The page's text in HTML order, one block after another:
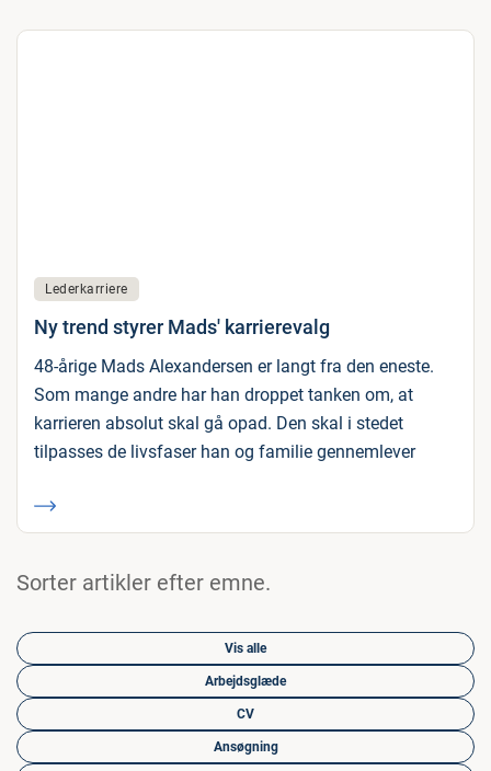
Lederkarriere
Ny trend styrer Mads' karrierevalg
48-årige Mads Alexandersen er langt fra den eneste.
Som mange andre har han droppet tanken om, at
karrieren absolut skal gå opad. Den skal i stedet
tilpasses de livsfaser han og familie gennemlever
Sorter artikler efter emne.
Vis alle
Arbejdsglæde
CV
Ansøgning